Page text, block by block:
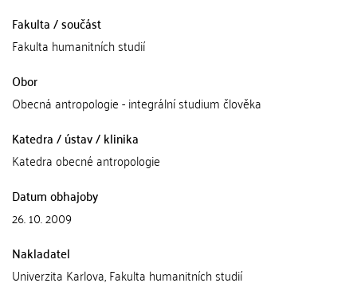
Fakulta / součást
Fakulta humanitních studií
Obor
Obecná antropologie - integrální studium člověka
Katedra / ústav / klinika
Katedra obecné antropologie
Datum obhajoby
26. 10. 2009
Nakladatel
Univerzita Karlova, Fakulta humanitních studií